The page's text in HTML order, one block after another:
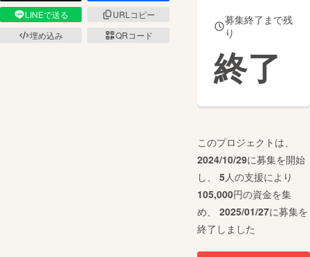
LINEで送る
URLコピー
埋め込み
QRコード
募集終了まで残
り
終了
このプロジェクトは、
2024/10/29に募集を開始
し、 5人の支援により
105,000円の資金を集
め、 2025/01/27に募集を
終了しました